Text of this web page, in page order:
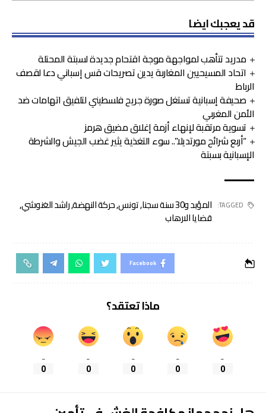
قد يعجبك ايضا
مدريد تتأهب لمواجهة موجة اقتحام جديدة لسبتة المحتلة
اتحاد المسيحيين المغاربة يدين تصريحات قس إسباني دعا لقصف
الرباط
صحيفة إسبانية تستغل صورة جريح فلسطيني لتلفيق اتهامات ضد
الأمن المغربي
تسوية مرتقبة لإنهاء أزمة إغلاق مضيق هرمز
“أربع شرائح مورتديلا”.. سوء التغذية يثير غضب الجيش والشرطة
الإسبانية بسبتة
TAGGED: المؤبد و30 سنة سجنا ,تونس,حركة النهضة,راشد الغنوشي,
قضايا الارهاب
Facebook
ماذا تعتقد؟
_
0
_
0
_
0
_
0
_
0